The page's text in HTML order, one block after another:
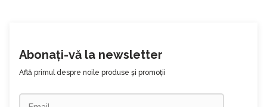
Abonați-vă la newsletter
Află primul despre noile produse și promoții